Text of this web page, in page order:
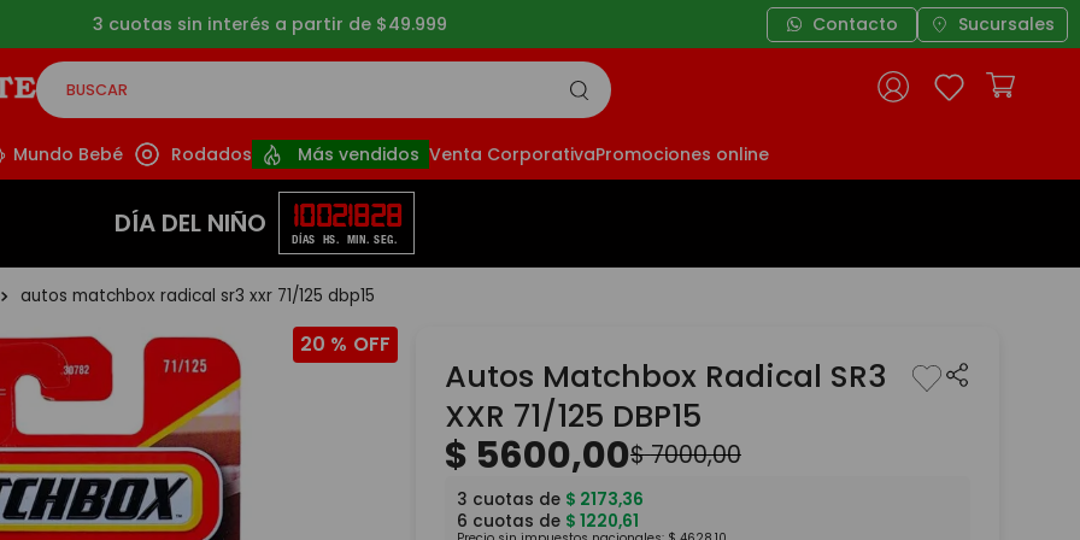
3 cuotas sin interés a partir de $49.999 Contacto Sucursales
BUSCAR
Mundo Bebé Rodados Más vendidos Venta CorporativaPromociones online
DÍA DEL NIÑO 10
DÍAS
02
HS.
18
MIN.
27
SEG.
autos matchbox radical sr3 xxr 71/125 dbp15
20 %
Autos Matchbox Radical SR3
XXR 71/125 DBP15
$ 5600,00$7000,00
3 cuotas de $ 2173,36
6 cuotas de $ 1220,61